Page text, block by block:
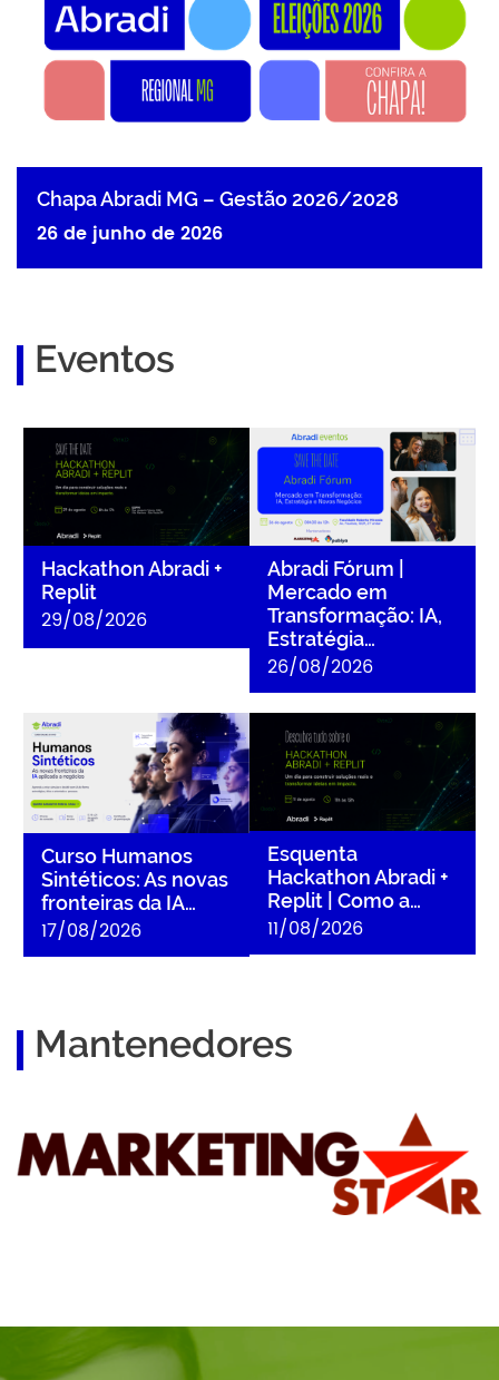
Chapa Abradi MG – Gestão 2026/2028
26 de junho de 2026
Eventos
Hackathon Abradi + Replit
Hackathon Abradi +
Replit
29/08/2026
Abradi Fórum | Mercado em
Transformação: IA,
Estratégia e Novos
Negócios
Abradi Fórum |
Mercado em
Transformação: IA,
Estratégia…
26/08/2026
Curso Humanos Sintéticos:
As novas fronteiras da IA
aplicada a negócios
Curso Humanos
Sintéticos: As novas
fronteiras da IA…
17/08/2026
Esquenta Hackathon Abradi
+ Replit | Como a IA pode
transformar ideias em
soluções reais
Esquenta
Hackathon Abradi +
Replit | Como a…
11/08/2026
Mantenedores